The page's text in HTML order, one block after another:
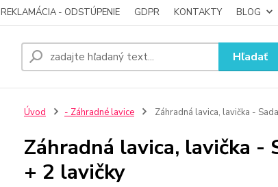
REKLAMÁCIA - ODSTÚPENIE GDPR KONTAKTY BLOG
Hľadať
Úvod - Záhradné lavice Záhradná lavica, lavička -
Záhradná lavica, lavička -
+ 2 lavičky